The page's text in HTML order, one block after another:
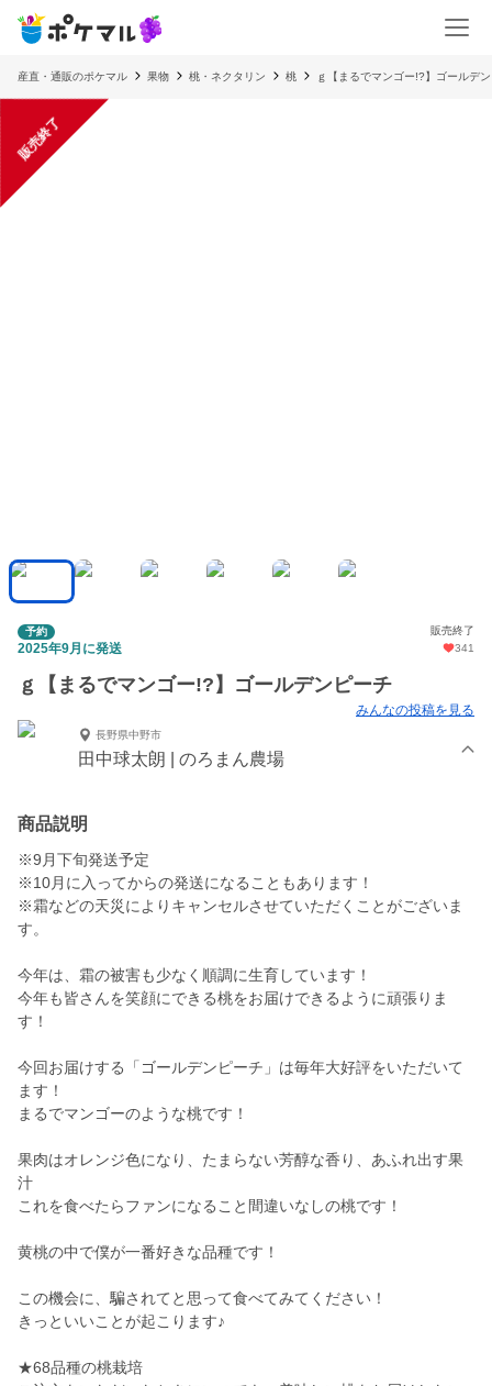
産直・通販のポケマル 果物 桃・ネクタリン 桃 ｇ【まるでマンゴー!?】ゴールデ
販売終了
予約 販売終了
2025年9月に発送 341
ｇ【まるでマンゴー!?】ゴールデンピーチ
みんなの投稿を見る
長野県中野市
田中球太朗 | のろまん農場
商品説明
※9月下旬発送予定
※10月に入ってからの発送になることもあります！
※霜などの天災によりキャンセルさせていただくことがございま
す。
今年は、霜の被害も少なく順調に生育しています！
今年も皆さんを笑顔にできる桃をお届けできるように頑張りま
す！
今回お届けする「ゴールデンピーチ」は毎年大好評をいただいて
ます！
まるでマンゴーのような桃です！
果肉はオレンジ色になり、たまらない芳醇な香り、あふれ出す果
汁
これを食べたらファンになること間違いなしの桃です！
黄桃の中で僕が一番好きな品種です！
この機会に、騙されてと思って食べてみてください！
きっといいことが起こります♪
★68品種の桃栽培